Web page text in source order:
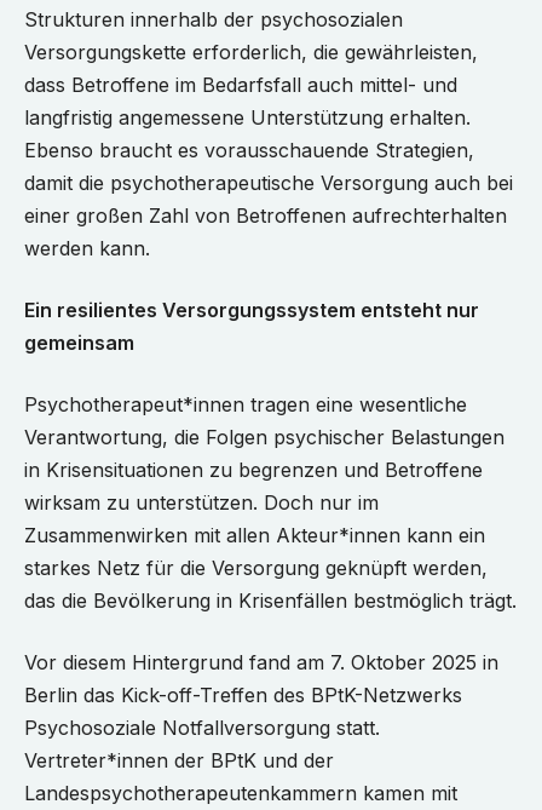
Strukturen innerhalb der psychosozialen
Versorgungskette erforderlich, die gewährleisten,
dass Betroffene im Bedarfsfall auch mittel- und
langfristig angemessene Unterstützung erhalten.
Ebenso braucht es vorausschauende Strategien,
damit die psychotherapeutische Versorgung auch bei
einer großen Zahl von Betroffenen aufrechterhalten
werden kann.
Ein resilientes Versorgungssystem entsteht nur
gemeinsam
Psychotherapeut*innen tragen eine wesentliche
Verantwortung, die Folgen psychischer Belastungen
in Krisensituationen zu begrenzen und Betroffene
wirksam zu unterstützen. Doch nur im
Zusammenwirken mit allen Akteur*innen kann ein
starkes Netz für die Versorgung geknüpft werden,
das die Bevölkerung in Krisenfällen bestmöglich trägt.
Vor diesem Hintergrund fand am 7. Oktober 2025 in
Berlin das Kick-off-Treffen des BPtK-Netzwerks
Psychosoziale Notfallversorgung statt.
Vertreter*innen der BPtK und der
Landespsychotherapeutenkammern kamen mit